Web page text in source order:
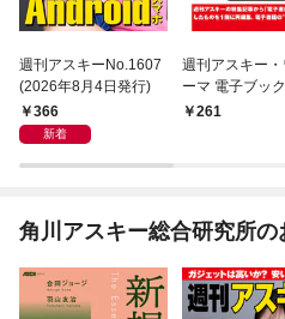
週刊アスキーNo.1607
(2026年8月4日発行)
366
新着
週刊アスキー・
ーマ 電子ブック
本上陸 リーダー
261
角川アスキー総合研究所の